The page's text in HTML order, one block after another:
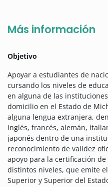
Más información
Objetivo
Apoyar a estudiantes de
cursando los niveles de
en alguna de las
domicilio en el Estado de
alguna lengua extranjera,
inglés, francés, alemán,
japonés dentro de una
reconocimiento de validez
apoyo para la certificación
distintos niveles, que emite
Superior y Superior del